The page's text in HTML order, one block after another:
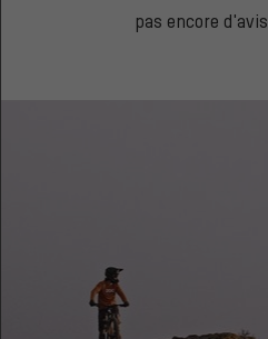
pas encore d'avis